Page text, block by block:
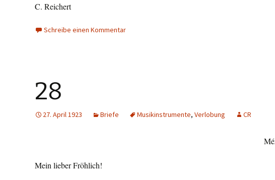
C. Reichert
Schreibe einen Kommentar
28
27. April 1923 Briefe Musikinstrumente, Verlobung CR
Mein lieber Fröhlich!